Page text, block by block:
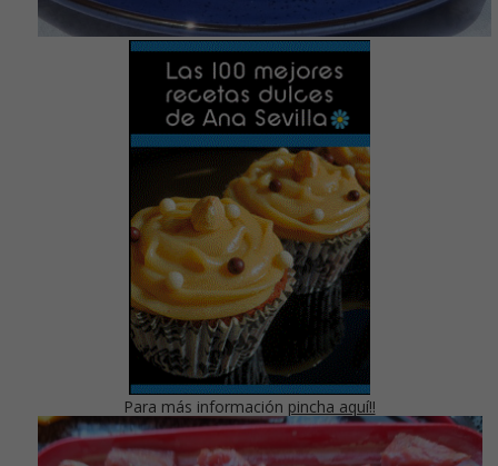
Para más información pincha aquí!!